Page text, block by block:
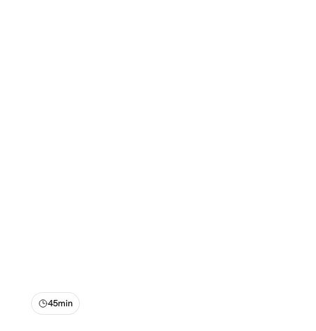
45min